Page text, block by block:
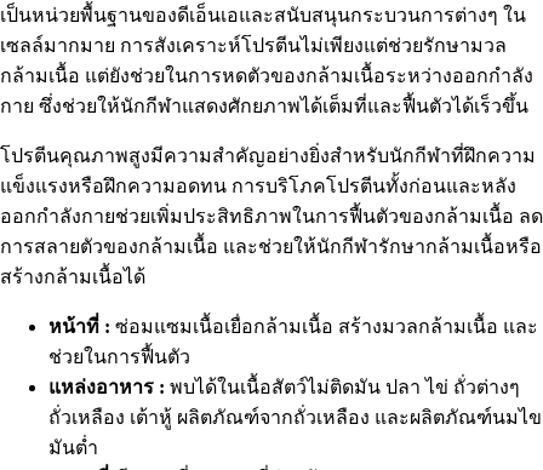
เป็นหน่วยพื้นฐานของดีเอ็นเอและสนับสนุนกระบวนการต่างๆ ใน
เซลล์มากมาย การสังเคราะห์โปรตีนไม่เพียงแต่ช่วยรักษามวล
กล้ามเนื้อ แต่ยังช่วยในการหดตัวของกล้ามเนื้อระหว่างออกกำลัง
กาย ซึ่งช่วยให้นักกีฬาแสดงศักยภาพได้เต็มที่และฟื้นตัวได้เร็วขึ้น
โปรตีนคุณภาพสูงมีความสำคัญอย่างยิ่งสำหรับนักกีฬาที่ฝึกความ
แข็งแรงหรือฝึกความอดทน การบริโภคโปรตีนทั้งก่อนและหลัง
ออกกำลังกายช่วยเพิ่มประสิทธิภาพในการฟื้นตัวของกล้ามเนื้อ ลด
การสลายตัวของกล้ามเนื้อ และช่วยให้นักกีฬารักษากล้ามเนื้อหรือ
สร้างกล้ามเนื้อได้
หน้าที่ : ซ่อมแซมเนื้อเยื่อกล้ามเนื้อ สร้างมวลกล้ามเนื้อ และ
ช่วยในการฟื้นตัว
แหล่งอาหาร : พบได้ในเนื้อสัตว์ไม่ติดมัน ปลา ไข่ ถั่วต่างๆ
ถั่วเหลือง เต้าหู้ ผลิตภัณฑ์จากถั่วเหลือง และผลิตภัณฑ์นมไข
มันต่ำ